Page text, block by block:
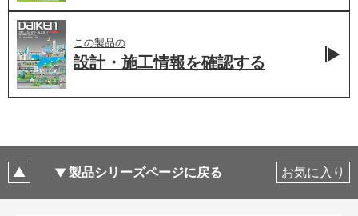
この製品の
設計・施工情報を確認する
製品シリーズページに戻る お気に入り